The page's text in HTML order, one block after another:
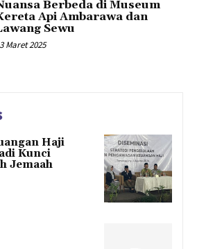
Berbeda di Museum
Api Ambarawa dan
Sewu
Maret 2025
Haji
Kunci
Jemaah